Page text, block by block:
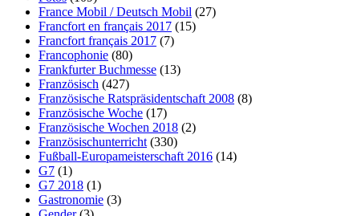
France Mobil / Deutsch Mobil (27)
Francfort en français 2017 (15)
Francfort français 2017 (7)
Francophonie (80)
Frankfurter Buchmesse (13)
Französisch (427)
Französische Ratspräsidentschaft 2008 (8)
Französische Woche (17)
Französische Wochen 2018 (2)
Französischunterricht (330)
Fußball-Europameisterschaft 2016 (14)
G7 (1)
G7 2018 (1)
Gastronomie (3)